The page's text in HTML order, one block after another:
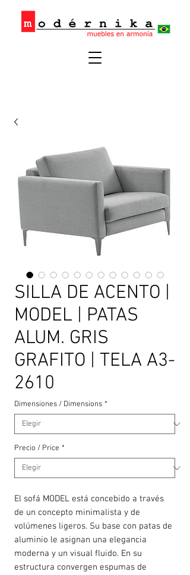
SILLA DE ACENTO |
MODEL | PATAS
ALUM. GRIS
GRAFITO | TELA A3-
2610
Dimensiones / Dimensions *
Precio / Price *
El sofá MODEL está concebido a través
de un concepto minimalista y de
volúmenes ligeros. Su base con patas de
aluminio le asignan una elegancia
moderna y un visual fluido. En su
estructura convergen espumas de